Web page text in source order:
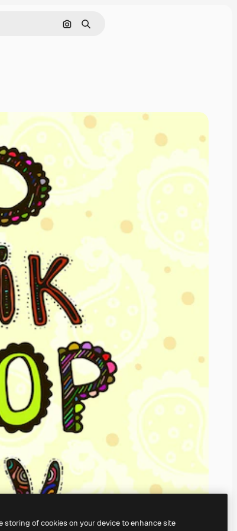
Nach Bild suchen
Suchen
storing of cookies on your device to enhance site